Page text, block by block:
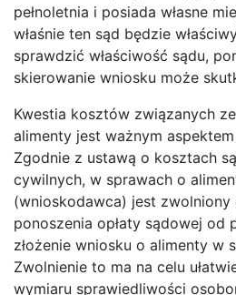
pełnoletnia i posiada własne
właśnie ten sąd będzie
sprawdzić właściwość sądu,
skierowanie wniosku może
Kwestia kosztów związanych
alimenty jest ważnym
Zgodnie z ustawą o kosztach
cywilnych, w sprawach o
(wnioskodawca) jest
ponoszenia opłaty sądowej od
złożenie wniosku o alimenty w
Zwolnienie to ma na celu
wymiaru sprawiedliwości